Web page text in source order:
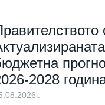
2028